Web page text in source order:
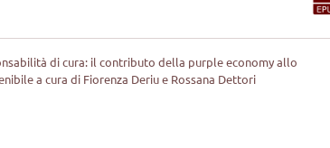
di cura: il contributo della purple economy allo
a cura di Fiorenza Deriu e Rossana Dettori